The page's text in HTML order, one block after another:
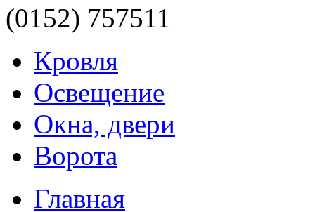
(0152) 757511
Кровля
Освещение
Окна, двери
Ворота
Главная